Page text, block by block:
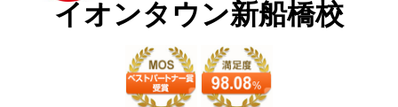
イオンタウン新船橋校